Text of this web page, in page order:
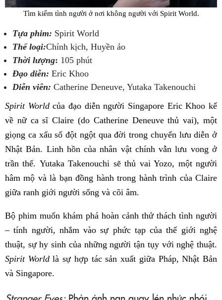
Tìm kiếm tình người ở nơi không người với Spirit World.
Tựa phim: Spirit World
Thể loại:Chính kịch, Huyền ảo
Thời lượng: 105 phút
Đạo diễn: Eric Khoo
Diễn viên: Catherine Deneuve, Yutaka Takenouchi
Spirit Worldcủa đạo diễn người Singapore Eric Khoo kể
về nữ ca sĩ Claire (do Catherine Deneuve thủ vai), một
giọng ca xấu số đột ngột qua đời trong chuyến lưu diễn ở
Nhật Bản. Linh hồn của nhân vật chính vẫn lưu vong ở
trần thế. Yutaka Takenouchi sẽ thủ vai Yozo, một người
hâm mộ và là bạn đồng hành trong hành trình của Claire
giữa ranh giới người sống và cõi âm.
Bộ phim muốn khám phá hoàn cảnh thử thách tình người
– tính người, nhắm vào sự phức tạp của thế giới nghệ
thuật, sự hy sinh của những người tận tụy với nghệ thuật.
Spirit Worldlà sự hợp tác sản xuất giữa Pháp, Nhật Bản
và Singapore.